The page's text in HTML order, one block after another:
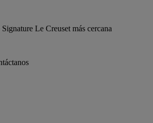
Le Creuset más cercana